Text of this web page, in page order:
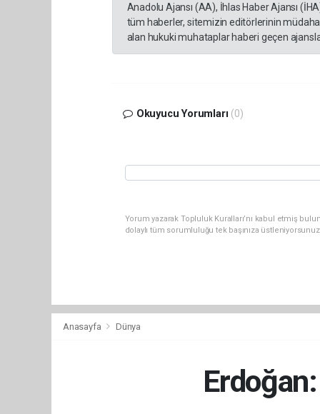
Anadolu Ajansı (AA), İhlas Haber Ajansı
tüm haberler, sitemizin editörlerinin
alan hukuki muhataplar haberi geçen
Okuyucu Yorumları (0)
Yorum yazarak Topluluk Kuralları’nı kabul etmiş
dolaylı tüm sorumluluğu tek başınıza
Anasayfa Dünya